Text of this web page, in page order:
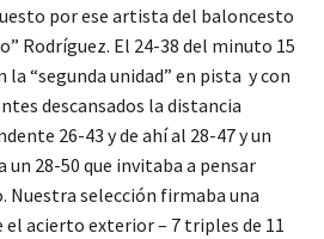
por ese artista del baloncesto
Rodríguez. El 24-38 del minuto 15
la “segunda unidad” en pista y con
descansados la distancia
26-43 y de ahí al 28-47 y un
un 28-50 que invitaba a pensar
Nuestra selección firmaba una
el acierto exterior – 7 triples de 11